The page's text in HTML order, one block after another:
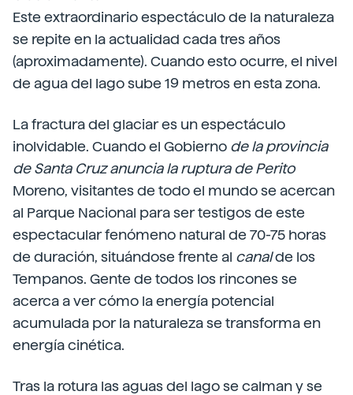
Este extraordinario espectáculo de la naturaleza
se repite en la actualidad cada tres años
(aproximadamente). Cuando esto ocurre, el nivel
de agua del lago sube 19 metros en esta zona.
La fractura del glaciar es un espectáculo
inolvidable. Cuando el Gobierno de la provincia
deSanta Cruzanuncia la ruptura de Perito
Moreno, visitantes de todo el mundo se acercan
al Parque Nacional para ser testigos de este
espectacular fenómeno natural de 70-75 horas
de duración, situándose frente al canalde los
Tempanos. Gente de todos los rincones se
acerca a ver cómo la energía potencial
acumulada por la naturaleza se transforma en
energía cinética.
Tras la rotura las aguas del lago se calman y se